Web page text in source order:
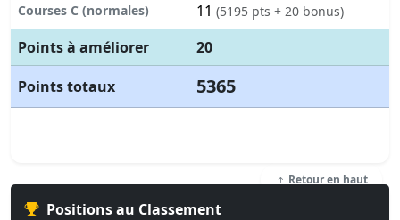
Courses C (normales) 11 (5195 pts + 20 bonus)
Points à améliorer
20
Points totaux
5365
Retour en haut
Positions au Classement